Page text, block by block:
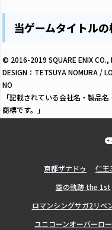
当ゲームタイトル
© 2016-2019 SQUARE ENIX
DESIGN：TETSUYA NOMURA /
NO
「記載されている会社名・製品
商標です。」
亰都ザナドゥ 仁王
空の軌跡 the 1st
ロマンシングサガ2リベ
ユニコーンオーバーロ